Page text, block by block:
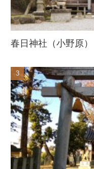
春日神社（小野原）